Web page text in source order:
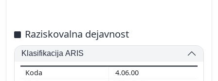
Raziskovalna dejavnost
Klasifikacija ARIS
4.06.00